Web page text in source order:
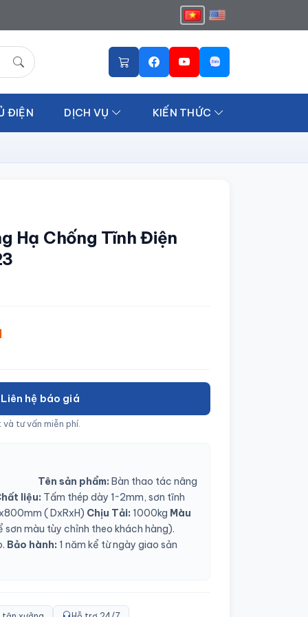
ĐIỆN DỊCH VỤ KIẾN THỨC
Hạ Chống Tĩnh Điện
Liên hệ báo giá
tư vấn miễn phí.
Tên sản phẩm: Bàn thao tác nâng
liệu: Tấm thép dày 1~2mm, sơn tĩnh
( DxRxH) Chịu Tải: 1000kg Màu
màu tùy chỉnh theo khách hàng).
Bảo hành: 1 năm kể từ ngày giao sản